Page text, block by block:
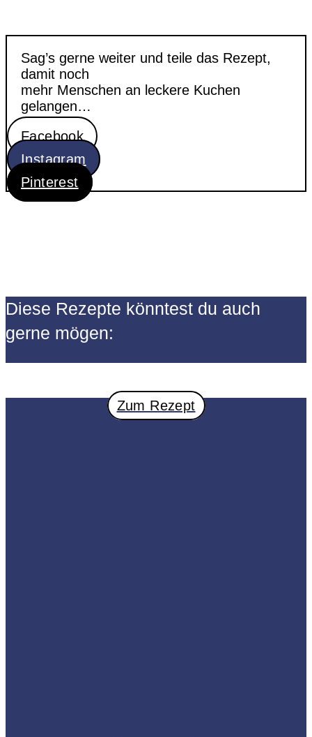
Sag’s gerne weiter und teile das Rezept,
damit noch
mehr Menschen an leckere Kuchen
gelangen…
Facebook
Instagram
Pinterest
Diese Rezepte könntest du auch
gerne mögen:
Zum Rezept